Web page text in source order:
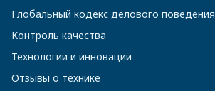
Глобальный кодекс делового поведения
Контроль качества
Технологии и инновации
Отзывы о технике